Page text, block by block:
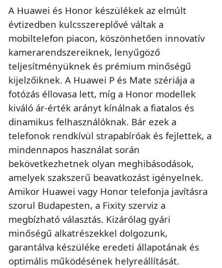
A Huawei és Honor készülékek az elmúlt
évtizedben kulcsszereplővé váltak a
mobiltelefon piacon, köszönhetően innovatív
kamerarendszereiknek, lenyűgöző
teljesítményüknek és prémium minőségű
kijelzőiknek. A Huawei P és Mate szériája a
fotózás éllovasa lett, míg a Honor modellek
kiváló ár-érték arányt kínálnak a fiatalos és
dinamikus felhasználóknak. Bár ezek a
telefonok rendkívül strapabíróak és fejlettek, a
mindennapos használat során
bekövetkezhetnek olyan meghibásodások,
amelyek szakszerű beavatkozást igényelnek.
Amikor Huawei vagy Honor telefonja javításra
szorul Budapesten, a Fixity szerviz a
megbízható választás. Kizárólag gyári
minőségű alkatrészekkel dolgozunk,
garantálva készüléke eredeti állapotának és
optimális működésének helyreállítását.